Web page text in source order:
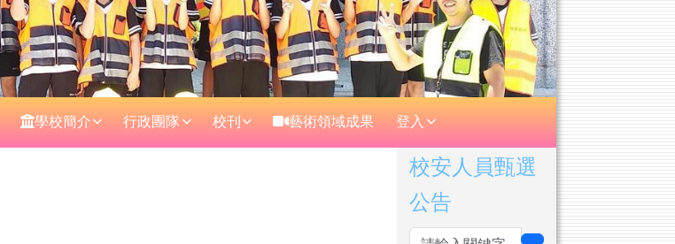
學校簡介 行政團隊 校刊 藝術領域成果 登入
右邊區域內容
校安人員甄選
公告